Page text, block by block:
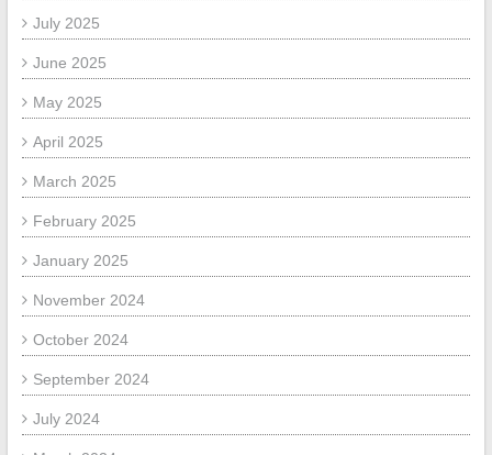
July 2025
June 2025
May 2025
April 2025
March 2025
February 2025
January 2025
November 2024
October 2024
September 2024
July 2024